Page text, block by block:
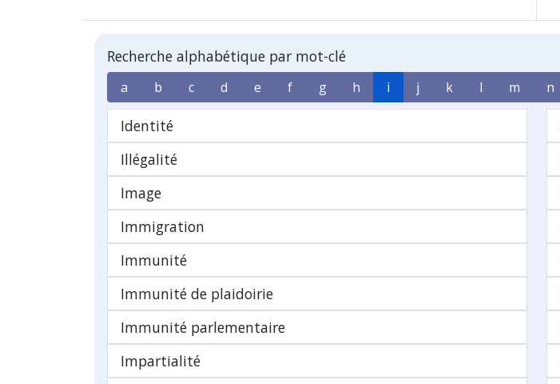
Recherche alphabétique par mot-clé
a b c d e f g h i j k l m n
Identité
Illégalité
Image
Immigration
Immunité
Immunité de plaidoirie
Immunité parlementaire
Impartialité